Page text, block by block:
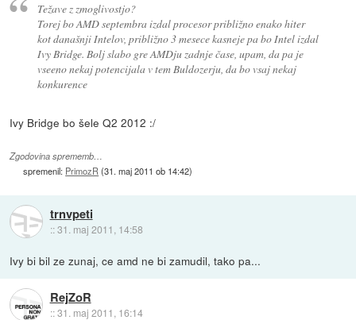
Težave z zmoglivostjo?
Torej bo AMD septembra izdal procesor približno enako hiter
kot današnji Intelov, približno 3 mesece kasneje pa bo Intel izdal
Ivy Bridge. Bolj slabo gre AMDju zadnje čase, upam, da pa je
vseeno nekaj potencijala v tem Buldozerju, da bo vsaj nekaj
konkurence
Ivy Bridge bo šele Q2 2012 :/
Zgodovina sprememb…
spremenil: PrimozR (31. maj 2011 ob 14:42)
trnvpeti
::31. maj 2011, 14:58
Ivy bi bil ze zunaj, ce amd ne bi zamudil, tako pa...
RejZoR
::31. maj 2011, 16:14